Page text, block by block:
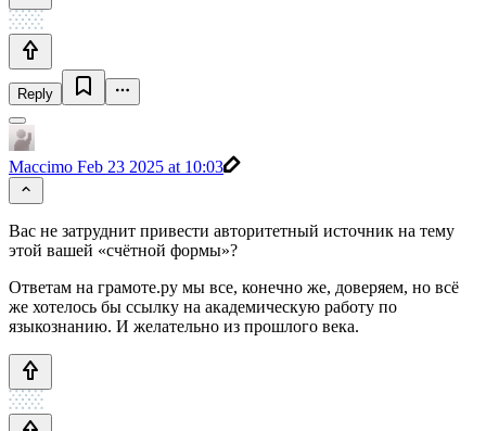
Reply
Maccimo Feb 23 2025 at 10:03
Вас не затруднит привести авторитетный источник на тему
этой вашей «счётной формы»?
Ответам на грамоте.ру мы все, конечно же, доверяем, но всё
же хотелось бы ссылку на академическую работу по
языкознанию. И желательно из прошлого века.